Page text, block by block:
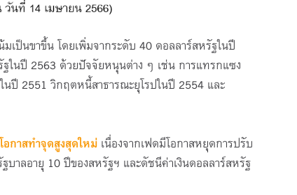
ป็นขาขึ้น โดยเพิ่มจากระดับ 40 ดอลลาร์สหรัฐในปี
นปี 2563 ด้วยปัจจัยหนุนต่าง ๆ เช่น การแทรกแซง
ปี 2551 วิกฤตหนี้สาธารณะยุโรปในปี 2554 และ
อกาสทำจุดสูงสุดใหม่เนื่องจากเฟดมีโอกาสหยุดการปรับ
าลอายุ 10 ปีของสหรัฐฯ และดัชนีค่าเงินดอลลาร์สหรัฐ